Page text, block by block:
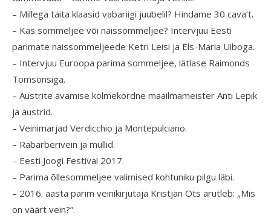
– Millega täita klaasid vabariigi juubelil? Hindame 30 cava’t.
– Kas sommeljee või naissommeljee? Intervjuu Eesti
parimate naissommeljeede Ketri Leisi ja Els-Maria Uiboga.
– Intervjuu Euroopa parima sommeljee, lätlase Raimonds
Tomsonsiga.
– Austrite avamise kolmekordne maailmameister Anti Lepik
ja austrid.
– Veinimarjad Verdicchio ja Montepulciano.
– Rabarberivein ja mullid.
– Eesti Joogi Festival 2017.
– Parima õllesommeljee valimised kohtuniku pilgu läbi.
– 2016. aasta parim veinikirjutaja Kristjan Ots arutleb: „Mis
on väärt vein?”.